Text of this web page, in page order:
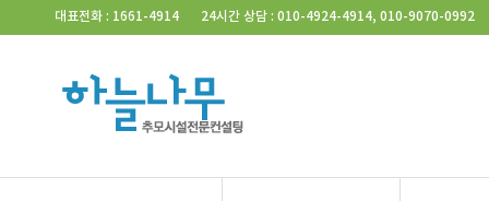
Skip Navigation대표전화 : 1661-4914 24시간 상담 : 010-4924-4914, 010-9070-0992
동두천
경기북부
양주